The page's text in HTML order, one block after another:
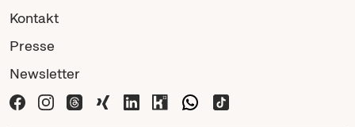
Kontakt
Presse
Newsletter